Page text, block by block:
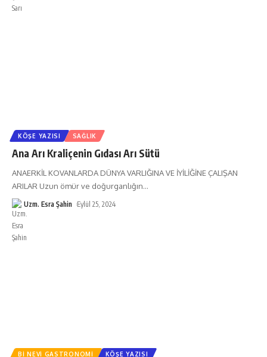
KÖŞE YAZISI SAĞLIK
Ana Arı Kraliçenin Gıdası Arı Sütü
ANAERKİL KOVANLARDA DÜNYA VARLIĞINA VE İYİLİĞİNE ÇALIŞAN
ARILAR Uzun ömür ve doğurganlığın…
Uzm. Esra Şahin Eylül 25, 2024
BI NEVI GASTRONOMI KÖŞE YAZISI